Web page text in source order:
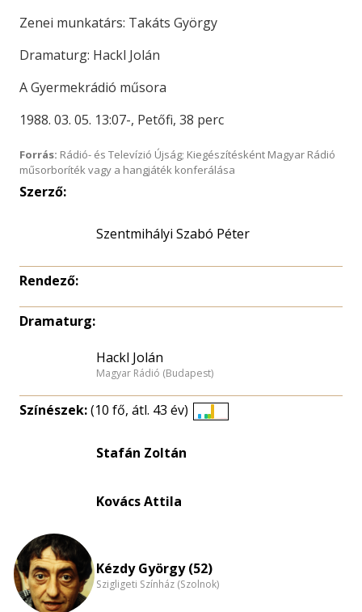
Zenei munkatárs: Takáts György
Dramaturg: Hackl Jolán
A Gyermekrádió műsora
1988. 03. 05. 13:07-, Petőfi, 38 perc
Forrás: Rádió- és Televízió Újság; Kiegészítésként Magyar Rádió
műsorboríték vagy a hangjáték konferálása
Szerző:
Szentmihályi Szabó Péter
Rendező:
Dramaturg:
Hackl Jolán
Magyar Rádió (Budapest)
Színészek:(10 fő, átl. 43 év)
Stafán Zoltán
Kovács Attila
Kézdy György (52)
Szigligeti Színház (Szolnok)